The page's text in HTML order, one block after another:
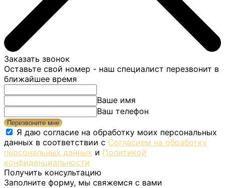
Заказать звонок
Оставьте свой номер - наш специалист перезвонит в
ближайшее время
Ваше имя
Ваш телефон
Перезвоните мне
Я даю согласие на обработку моих персональных
данных в соответствии с Согласием на обработку
персональных данных и Политикой
конфиденциальности
Получить консультацию
Заполните форму, мы свяжемся с вами